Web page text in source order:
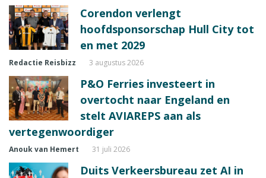
Corendon verlengt
hoofdsponsorschap Hull City tot
en met 2029
Redactie Reisbizz 3 augustus 2026
P&O Ferries investeert in
overtocht naar Engeland en
stelt AVIAREPS aan als
vertegenwoordiger
Anouk van Hemert 31 juli 2026
Duits Verkeersbureau zet AI in